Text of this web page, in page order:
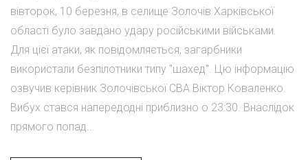
вівторок, 10 березня, в селище Золочів Харківської
області було завдано удару російськими військами.
Для цієї атаки, як повідомляється, загарбники
використали безпілотники типу "шахед". Цю інформацію
озвучив керівник Золочівської СВА Віктор Коваленко.
Вибух стався напередодні приблизно о 23:30. Внаслідок
прямого попад...